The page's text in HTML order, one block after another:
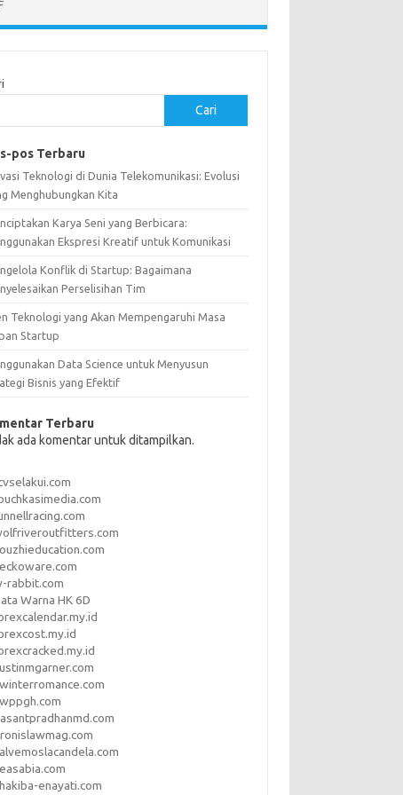
Cari
pos Terbaru
Teknologi di Dunia Telekomunikasi: Evolusi
Menghubungkan Kita
Karya Seni yang Berbicara:
Ekspresi Kreatif untuk Komunikasi
Konflik di Startup: Bagaimana
Perselisihan Tim
Teknologi yang Akan Mempengaruhi Masa
Startup
Data Science untuk Menyusun
Bisnis yang Efektif
Terbaru
ada komentar untuk ditampilkan.
rabbit.com
Warna HK 6D
enayati.com